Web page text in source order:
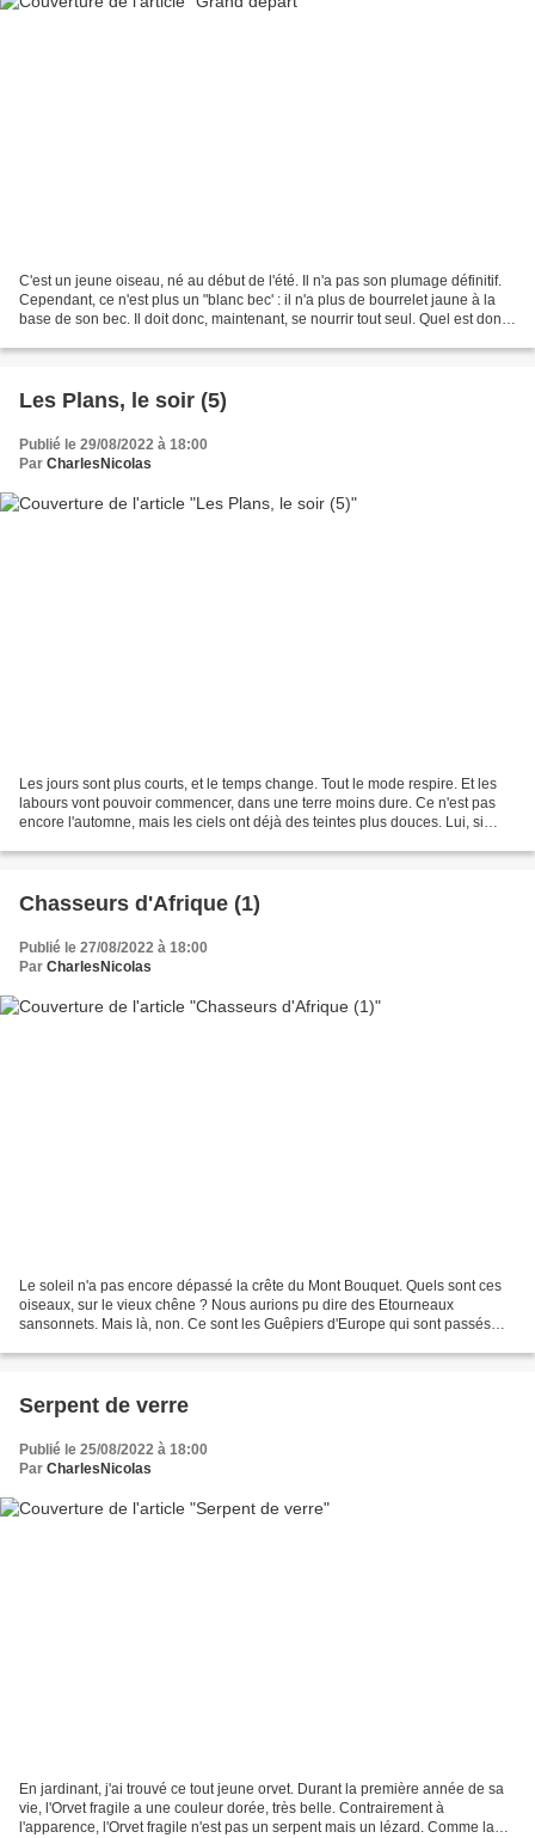
C'est un jeune oiseau, né au début de l'été. Il n'a pas son plumage définitif.
Cependant, ce n'est plus un "blanc bec' : il n'a plus de bourrelet jaune à la
base de son bec. Il doit donc, maintenant, se nourrir tout seul. Quel est donc
Les Plans, le soir (5)
Publié le 29/08/2022 à 18:00
Par CharlesNicolas
Les jours sont plus courts, et le temps change. Tout le mode respire. Et les
labours vont pouvoir commencer, dans une terre moins dure. Ce n'est pas
encore l'automne, mais les ciels ont déjà des teintes plus douces. Lui, si
Chasseurs d'Afrique (1)
Publié le 27/08/2022 à 18:00
Par CharlesNicolas
Le soleil n'a pas encore dépassé la crête du Mont Bouquet. Quels sont ces
oiseaux, sur le vieux chêne ? Nous aurions pu dire des Etourneaux
sansonnets. Mais là, non. Ce sont les Guêpiers d'Europe qui sont passés
Serpent de verre
Publié le 25/08/2022 à 18:00
Par CharlesNicolas
En jardinant, j'ai trouvé ce tout jeune orvet. Durant la première année de sa
vie, l'Orvet fragile a une couleur dorée, très belle. Contrairement à
l'apparence, l'Orvet fragile n'est pas un serpent mais un lézard. Comme la